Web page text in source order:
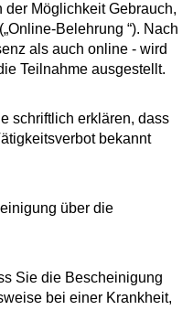
der Möglichkeit Gebrauch,
Belehrung “). Nach
als auch online - wird
Teilnahme ausgestellt.
schriftlich erklären, dass
bekannt
über die
Sie die Bescheinigung
bei einer Krankheit,